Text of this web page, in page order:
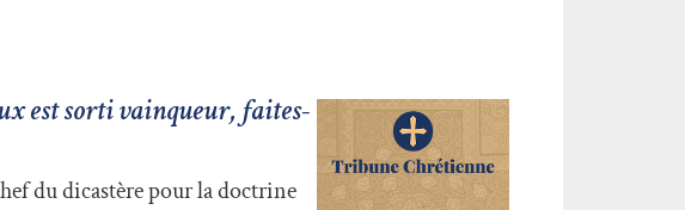
est sorti vainqueur, faites-
du dicastère pour la doctrine